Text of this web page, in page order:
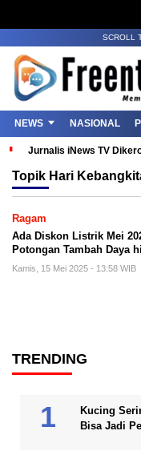
SCROLL
NEWS NASIONAL
Jurnalis iNews TV
Topik Hari
Ragam
Ada Diskon Listrik Mei
Potongan Tambah Daya
Kamis, 15 Mei 2025 - 13:58 WIB
TRENDING
Kucing
Bisa Jadi